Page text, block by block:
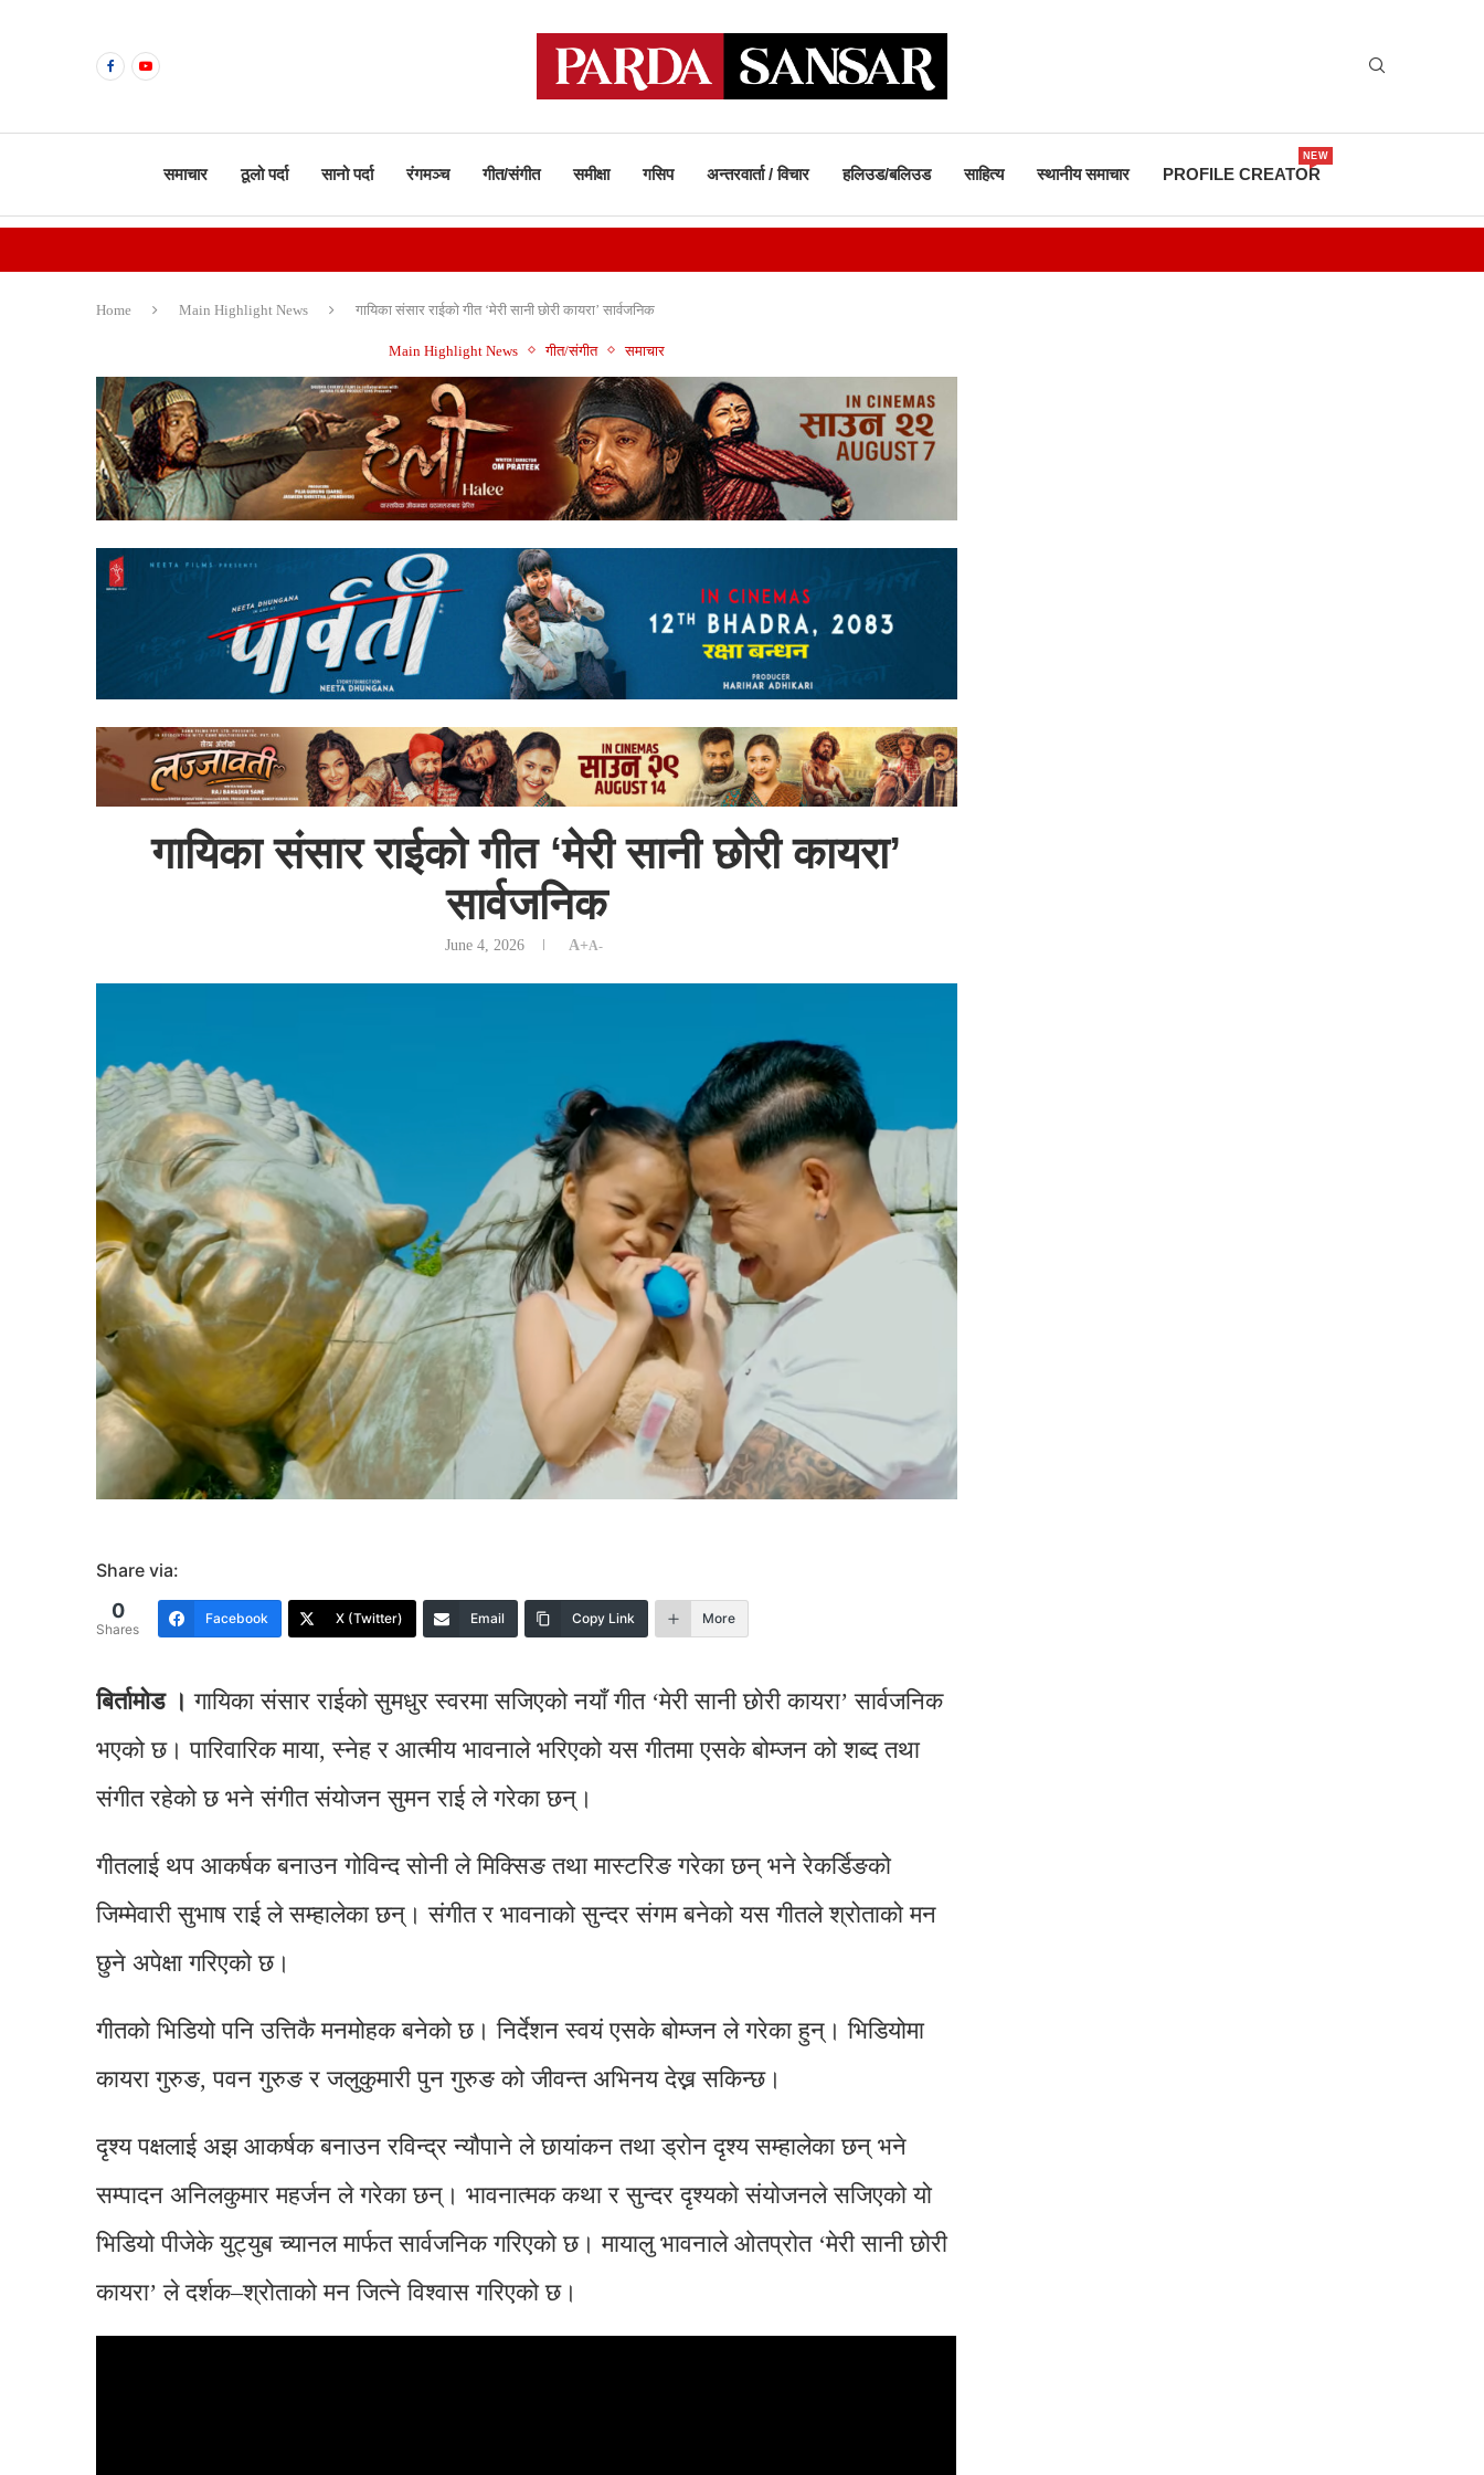
समाचार ठूलो पर्दा सानो पर्दा रंगमञ्च गीत/संगीत समीक्षा गसिप अन्तरवार्ता / विचार हलिउड/बलिउड साहित्य स्थानीय समाचार PROFILE CREATOR
NEW
Home Main Highlight News गायिका संसार राईको गीत ‘मेरी सानी छोरी कायरा’ सार्वजनिक
Main Highlight News गीत/संगीत समाचार
गायिका संसार राईको गीत ‘मेरी सानी छोरी कायरा’
सार्वजनिक
June 4, 2026 A+A-
Share via:
0
Shares
Facebook X (Twitter) Email Copy Link More
बिर्तामाेड । गायिका संसार राईको सुमधुर स्वरमा सजिएको नयाँ गीत ‘मेरी सानी छोरी कायरा’ सार्वजनिक
भएको छ। पारिवारिक माया, स्नेह र आत्मीय भावनाले भरिएको यस गीतमा एसके बोम्जन को शब्द तथा
संगीत रहेको छ भने संगीत संयोजन सुमन राई ले गरेका छन्।
गीतलाई थप आकर्षक बनाउन गोविन्द सोनी ले मिक्सिङ तथा मास्टरिङ गरेका छन् भने रेकर्डिङको
जिम्मेवारी सुभाष राई ले सम्हालेका छन्। संगीत र भावनाको सुन्दर संगम बनेको यस गीतले श्रोताको मन
छुने अपेक्षा गरिएको छ।
गीतको भिडियो पनि उत्तिकै मनमोहक बनेको छ। निर्देशन स्वयं एसके बोम्जन ले गरेका हुन्। भिडियोमा
कायरा गुरुङ, पवन गुरुङ र जलुकुमारी पुन गुरुङ को जीवन्त अभिनय देख्न सकिन्छ।
दृश्य पक्षलाई अझ आकर्षक बनाउन रविन्द्र न्यौपाने ले छायांकन तथा ड्रोन दृश्य सम्हालेका छन् भने
सम्पादन अनिलकुमार महर्जन ले गरेका छन्। भावनात्मक कथा र सुन्दर दृश्यको संयोजनले सजिएको यो
भिडियो पीजेके युट्युब च्यानल मार्फत सार्वजनिक गरिएको छ। मायालु भावनाले ओतप्रोत ‘मेरी सानी छोरी
कायरा’ ले दर्शक–श्रोताको मन जित्ने विश्वास गरिएको छ।